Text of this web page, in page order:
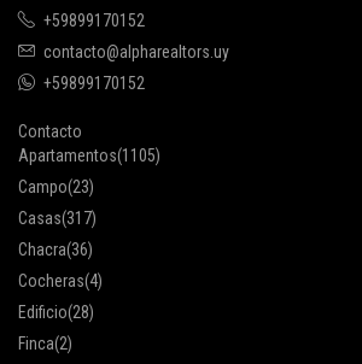
+59899170152
contacto@alpharealtors.uy
+59899170152
Contacto
Apartamentos(1105)
Campo(23)
Casas(317)
Chacra(36)
Cocheras(4)
Edificio(28)
Finca(2)